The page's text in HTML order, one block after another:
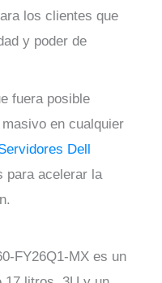
los clientes que
y poder de
fuera posible
en cualquier
Dell
para acelerar la
FY26Q1-MX es un